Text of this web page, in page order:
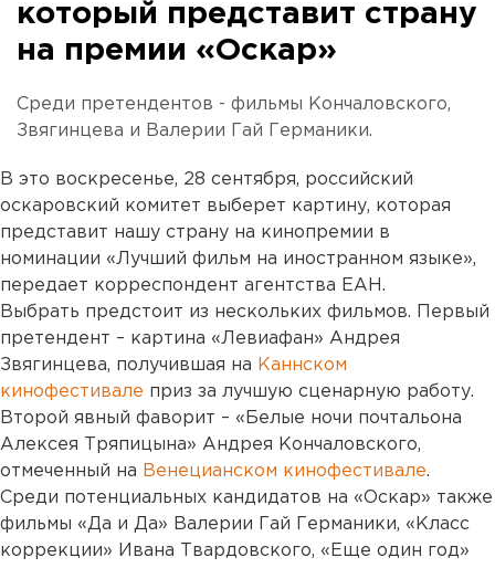
который представит страну
на премии «Оскар»
Среди претендентов - фильмы Кончаловского,
Звягинцева и Валерии Гай Германики.
В это воскресенье, 28 сентября, российский
оскаровский комитет выберет картину, которая
представит нашу страну на кинопремии в
номинации «Лучший фильм на иностранном языке»,
передает корреспондент агентства ЕАН.
Выбрать предстоит из нескольких фильмов. Первый
претендент – картина «Левиафан» Андрея
Звягинцева, получившая на Каннском
кинофестивале приз за лучшую сценарную работу.
Второй явный фаворит – «Белые ночи почтальона
Алексея Тряпицына» Андрея Кончаловского,
отмеченный на Венецианском кинофестивале.
Среди потенциальных кандидатов на «Оскар» также
фильмы «Да и Да» Валерии Гай Германики, «Класс
коррекции» Ивана Твардовского, «Еще один год»